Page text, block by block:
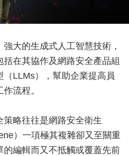
大的生成式人工智慧技術，
在其協作及網路安全產品組
LLMs），幫助企業提高員
流程。
略往往是網路安全衛生
）一項極其複雜卻又至關重
的編輯而又不抵觸或覆蓋先前